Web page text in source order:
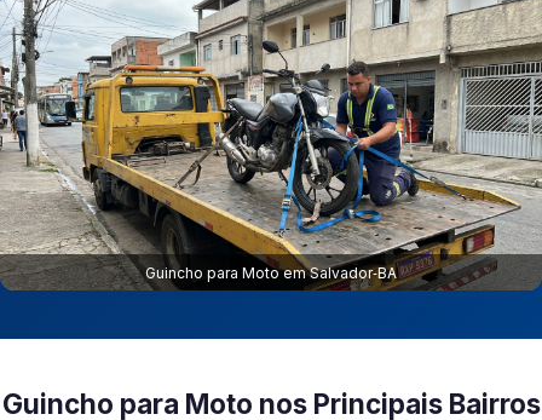
Guincho para Moto em Salvador‑BA
Guincho para Moto nos Principais Bairros